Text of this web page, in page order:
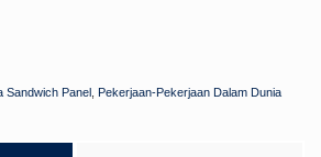
Sandwich Panel Pekerjaan-Pekerjaan Dalam Dunia